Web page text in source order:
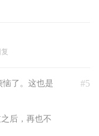
#5
恼了。这也是
后，再也不